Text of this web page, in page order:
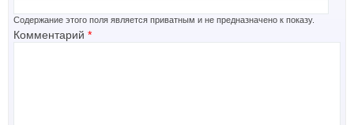
Содержание этого поля является приватным и не предназначено к показу.
Комментарий *